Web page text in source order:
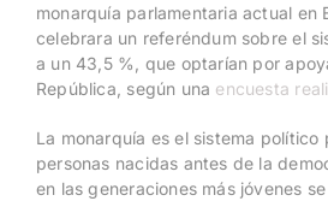
monarquía parlamentaria actual en
celebrara un referéndum sobre el
a un 43,5 %, que optarían por
República, según una encuesta
La monarquía es el sistema político
personas nacidas antes de la
en las generaciones más jóvenes